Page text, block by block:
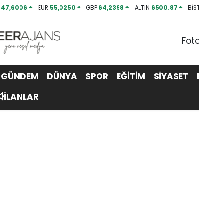
47,6006 EUR 55,0250 GBP 64,2398 ALTIN 6500.87
GÜNDEM DÜNYA SPOR EĞİTİM SİYASET
İLANLAR